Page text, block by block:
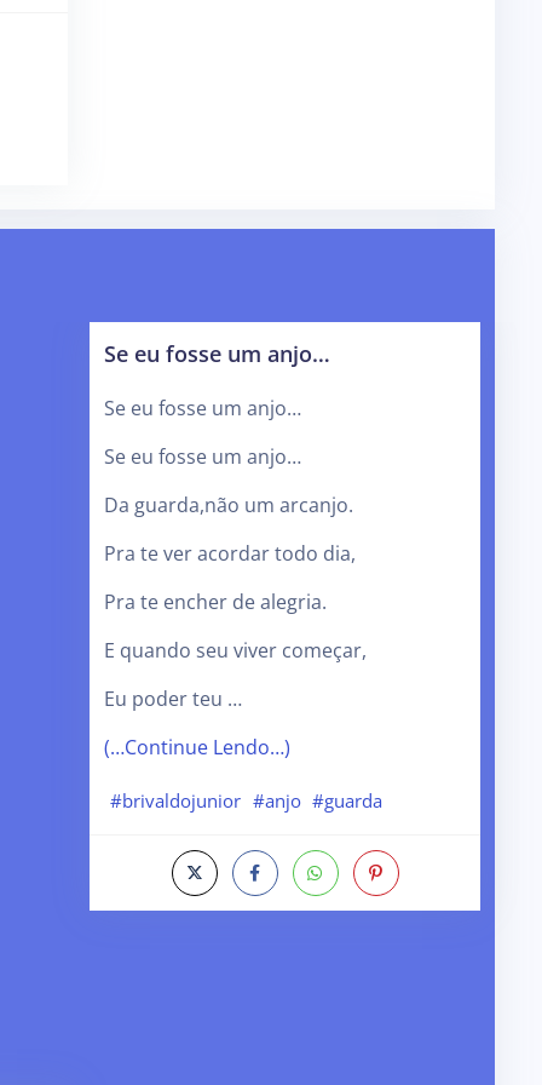
Se eu fosse um anjo…
Se eu fosse um anjo…
Se eu fosse um anjo…
Da guarda,não um arcanjo.
Pra te ver acordar todo dia,
Pra te encher de alegria.
E quando seu viver começar,
Eu poder teu …
(…Continue Lendo…)
#brivaldojunior #anjo #guarda